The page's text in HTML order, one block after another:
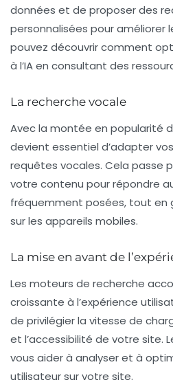
données et de proposer des
personnalisées pour améliorer
pouvez découvrir comment
à l’IA en consultant des
La recherche vocale
Avec la montée en popularité
devient essentiel d’adapter
requêtes vocales. Cela passe
votre contenu pour répondre
fréquemment posées, tout en
sur les appareils mobiles.
La mise en avant de
Les moteurs de recherche
croissante à l’expérience
de privilégier la vitesse de
et l’accessibilité de votre site.
vous aider à analyser et à
utilisateur sur votre site.